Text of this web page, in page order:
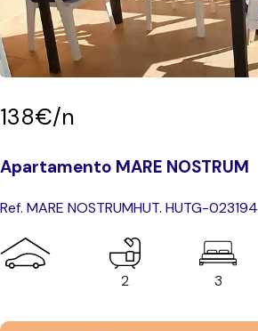
138€/n
Apartamento MARE NOSTRUM
Ref. MARE NOSTRUMHUT. HUTG-023194
2 3